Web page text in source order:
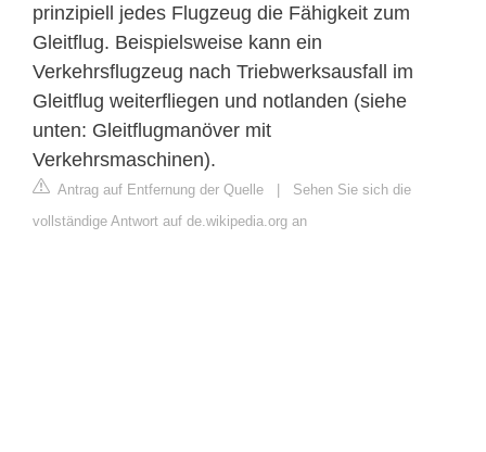
prinzipiell jedes Flugzeug die Fähigkeit zum
Gleitflug. Beispielsweise kann ein
Verkehrsflugzeug nach Triebwerksausfall im
Gleitflug weiterfliegen und notlanden (siehe
unten: Gleitflugmanöver mit
Verkehrsmaschinen).
Antrag auf Entfernung der Quelle | Sehen Sie sich die
vollständige Antwort auf de.wikipedia.org an